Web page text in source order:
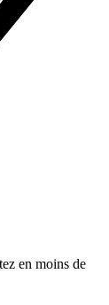
en moins de